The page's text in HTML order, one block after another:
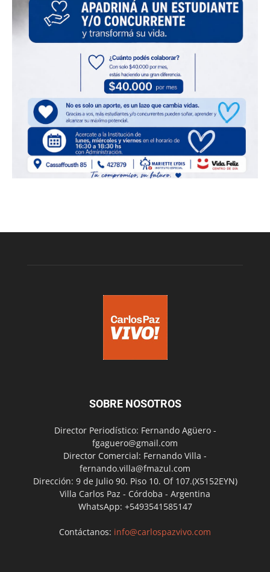
SOBRE NOSOTROS
Director Periodístico: Fernando Agüero -
fgaguero@gmail.com
Director Comercial: Fernando Villa -
fernando.villa@fmazul.com
Dirección: 9 de Julio 90. Piso 10. Of 107.(X5152EYN)
Villa Carlos Paz - Córdoba - Argentina
WhatsApp: +5493541585147
Contáctanos: info@carlospazvivo.com